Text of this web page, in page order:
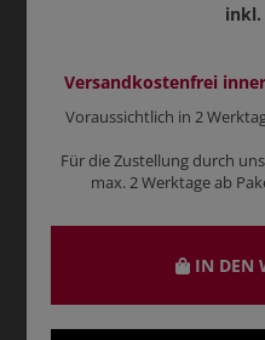
inkl.
Versandkostenfrei
Voraussichtlich in 2
Für die Zustellung durch
max. 2 Werktage ab
IN DEN